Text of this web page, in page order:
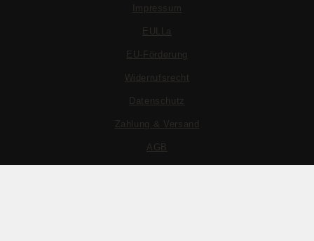
Impressum
EULLa
EU-Förderung
Widerrufsrecht
Datenschutz
Zahlung & Versand
AGB